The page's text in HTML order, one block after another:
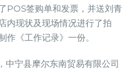
POS签购单和发票，并送刘青
内现状及现场情况进行了拍
作《工作记录》一份。
中宁县摩尔东南贸易有限公司